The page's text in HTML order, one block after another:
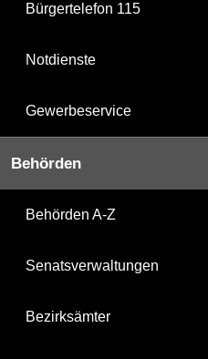
Bürgertelefon 115
Notdienste
Gewerbeservice
Behörden
Behörden A-Z
Senatsverwaltungen
Bezirksämter